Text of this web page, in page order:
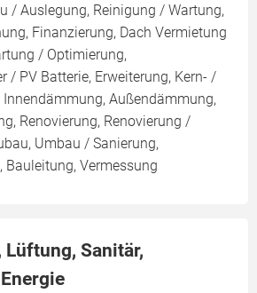
/ Auslegung, Reinigung / Wartung,
Finanzierung, Dach Vermietung
/ Optimierung,
/ PV Batterie, Erweiterung, Kern- /
Außendämmung,
Renovierung, Renovierung /
Umbau / Sanierung,
Bauleitung, Vermessung
Lüftung, Sanitär,